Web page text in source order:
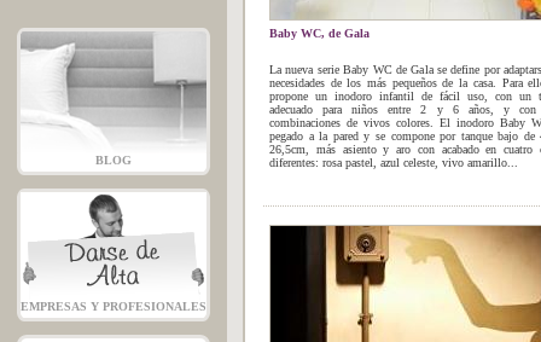
BLOG
EMPRESAS Y PROFESIONALES
Baby WC, de Gala
La nueva serie Baby WC de Gala se define por
necesidades de los más pequeños de la casa. Para
propone un inodoro infantil de fácil uso, con un
adecuado para niños entre 2 y 6 años, y con
combinaciones de vivos colores. El inodoro Baby
pegado a la pared y se compone por tanque bajo
26,5cm, más asiento y aro con acabado en cuatro
diferentes: rosa pastel, azul celeste, vivo amarillo...